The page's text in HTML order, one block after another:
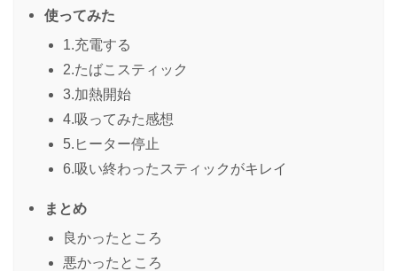
使ってみた
1.充電する
2.たばこスティック
3.加熱開始
4.吸ってみた感想
5.ヒーター停止
6.吸い終わったスティックがキレイ
まとめ
良かったところ
悪かったところ